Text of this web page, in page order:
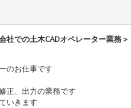
社での土木CADオペレーター業務＞
のお仕事です
正、出力の業務です
いきます